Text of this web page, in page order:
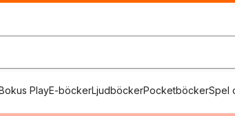
PlayE-böckerLjudböckerPocketböckerSpel